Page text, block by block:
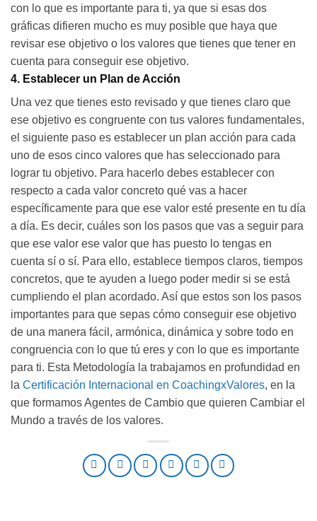
con lo que es importante para ti, ya que si esas dos
gráficas difieren mucho es muy posible que haya que
revisar ese objetivo o los valores que tienes que tener en
cuenta para conseguir ese objetivo.
4. Establecer un Plan de Acción
Una vez que tienes esto revisado y que tienes claro que
ese objetivo es congruente con tus valores fundamentales,
el siguiente paso es establecer un plan acción para cada
uno de esos cinco valores que has seleccionado para
lograr tu objetivo. Para hacerlo debes establecer con
respecto a cada valor concreto qué vas a hacer
específicamente para que ese valor esté presente en tu día
a día. Es decir, cuáles son los pasos que vas a seguir para
que ese valor ese valor que has puesto lo tengas en
cuenta sí o sí. Para ello, establece tiempos claros, tiempos
concretos, que te ayuden a luego poder medir si se está
cumpliendo el plan acordado. Así que estos son los pasos
importantes para que sepas cómo conseguir ese objetivo
de una manera fácil, armónica, dinámica y sobre todo en
congruencia con lo que tú eres y con lo que es importante
para ti. Esta Metodología la trabajamos en profundidad en
la Certificación Internacional en CoachingxValores, en la
que formamos Agentes de Cambio que quieren Cambiar el
Mundo a través de los valores.